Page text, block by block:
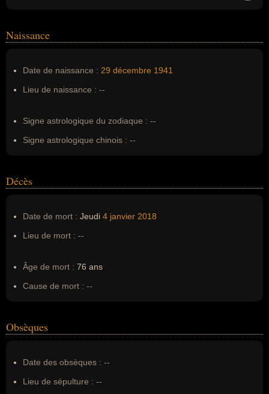
Nom de famille :Thomas
Naissance
Date de naissance : 29 décembre 1941
Lieu de naissance : --
Signe astrologique du zodiaque : --
Signe astrologique chinois : --
Décès
Date de mort : Jeudi 4 janvier 2018
Lieu de mort : --
Âge de mort : 76 ans
Cause de mort : --
Obsèques
Date des obsèques : --
Lieu de sépulture : --